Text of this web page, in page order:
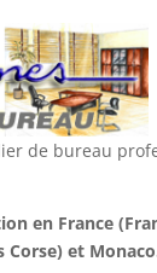
de bureau
en France
et